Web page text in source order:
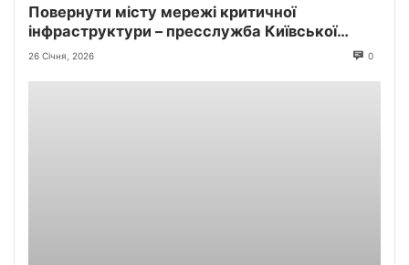
Повернути місту мережі критичної
інфраструктури – пресслужба Київської
міської прокуратури
26 Січня, 2026 0